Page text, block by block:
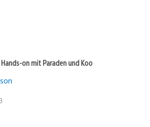
on mit Paraden und Koo
3